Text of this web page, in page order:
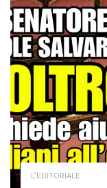
L’EDITORIALE